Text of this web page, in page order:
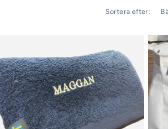
Sortera efter: